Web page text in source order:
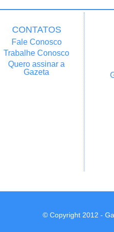
CONTATOS
Fale Conosco
Trabalhe Conosco
Quero assinar a
Gazeta
© Copyright 2012 -